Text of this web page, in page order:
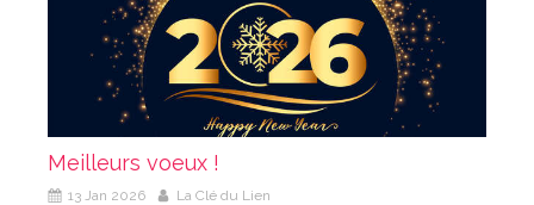
Meilleurs voeux !
13 Jan 2026
La Clé du Lien